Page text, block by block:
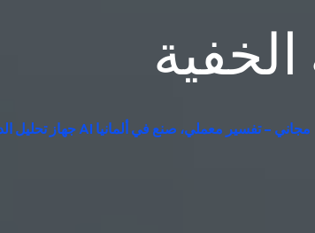
جهاز تحليل الدم AI مجاني – تفسير معملي، صنع في ألمانيا